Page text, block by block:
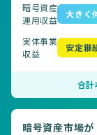
暗号資産
運用収益
大きく
実体事業
収益
安定継
合
暗号資産市場